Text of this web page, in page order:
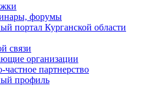
форумы
портал Курганской области
связи
организации
партнерство
профиль